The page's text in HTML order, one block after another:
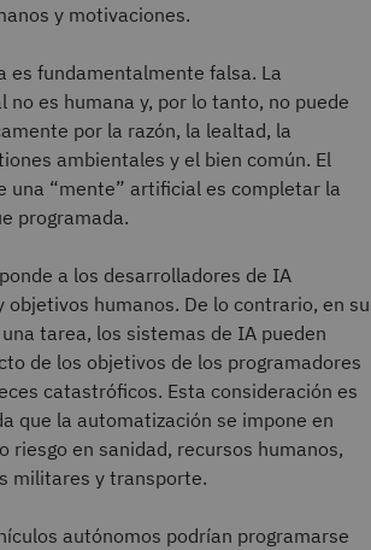
y motivaciones.
es fundamentalmente falsa. La
es humana y, por lo tanto, no puede
por la razón, la lealtad, la
ambientales y el bien común. El
una “mente” artificial es completar la
programada.
a los desarrolladores de IA
objetivos humanos. De lo contrario, en su
tarea, los sistemas de IA pueden
de los objetivos de los programadores
catastróficos. Esta consideración es
que la automatización se impone en
riesgo en sanidad, recursos humanos,
militares y transporte.
autónomos podrían programarse